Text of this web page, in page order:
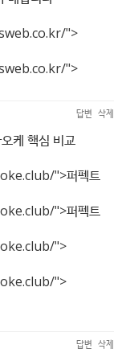
">
">
답변 삭제
케 핵심 비교
">퍼펙트
">퍼펙트
">
">
답변 삭제